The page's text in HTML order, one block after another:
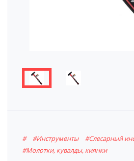
# #Инструменты
#Слесарный
#Молотки, кувалды, киянки